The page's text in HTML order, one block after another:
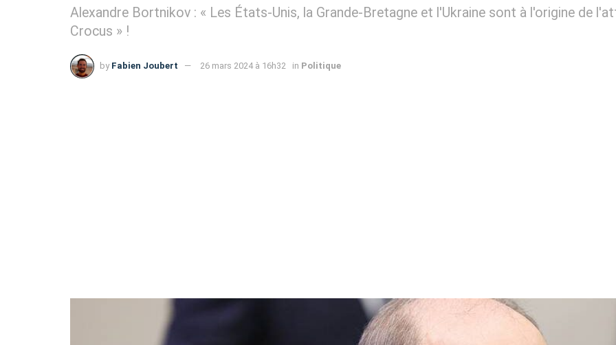
Alexandre Bortnikov : « Les États-Unis, la Grande-Bretagne et l'Ukraine sont à l'origine de
Crocus » !
by Fabien Joubert 26 mars 2024 à 16h32 in Politique